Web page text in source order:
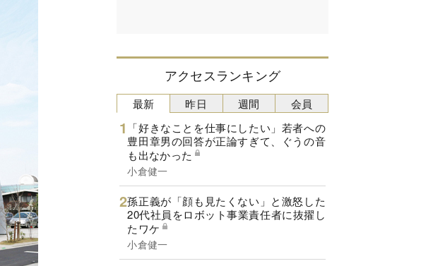
アクセスランキング
最新
「好きなことを仕事にしたい」若者への
豊田章男の回答が正論すぎて、ぐうの音
も出なかった
小倉健一
孫正義が「顔も見たくない」と激怒した
20代社員をロボット事業責任者に抜擢し
たワケ
小倉健一
昨日 週間 会員